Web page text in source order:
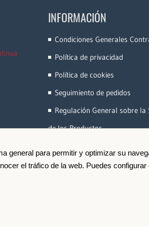
general para permitir y optimizar su
el tráfico de la web. Puedes
INFORMACIÓN
Condiciones Generales
Política de privacidad
Política de cookies
Seguimiento de pedidos
Regulación General sobre la
de los Productos